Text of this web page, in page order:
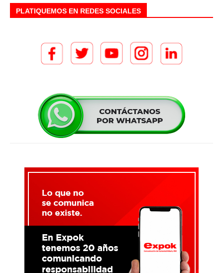
PLATIQUEMOS EN REDES SOCIALES